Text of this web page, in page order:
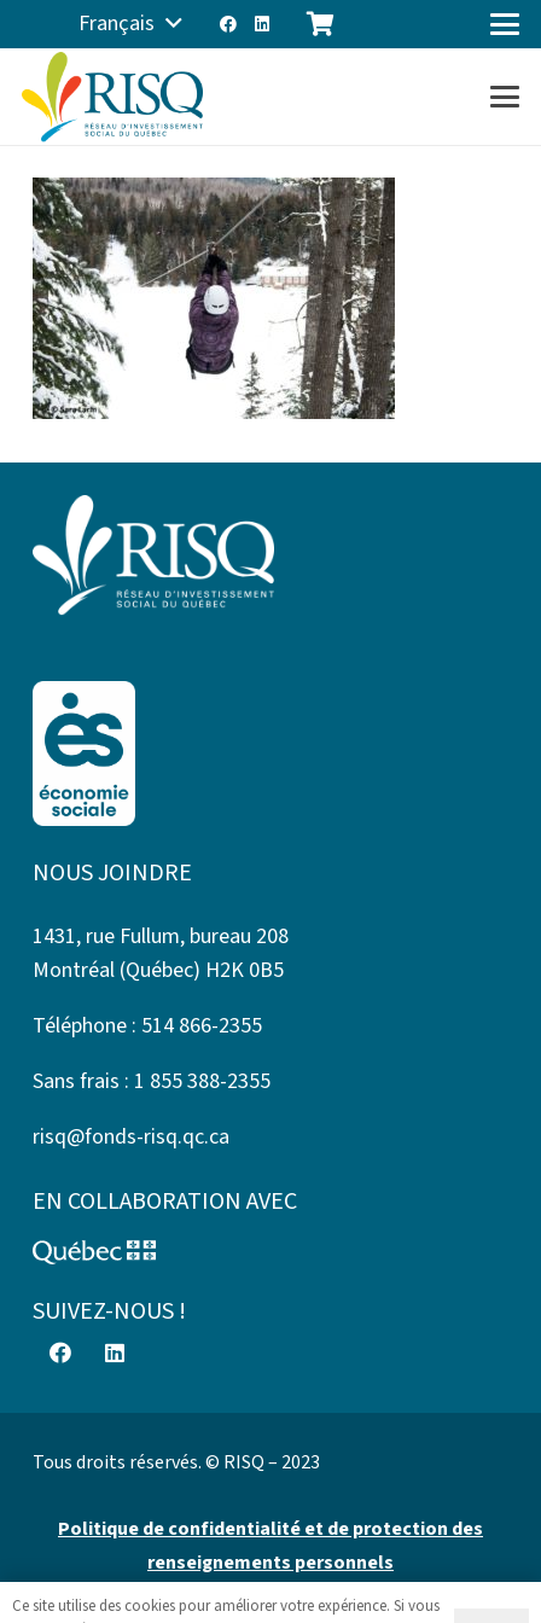
Français
NOUS JOINDRE
1431, rue Fullum, bureau 208
Montréal (Québec) H2K 0B5
Téléphone : 514 866-2355
Sans frais : 1 855 388-2355
risq@fonds-risq.qc.ca
EN COLLABORATION AVEC
SUIVEZ-NOUS !
Tous droits réservés. © RISQ – 2023
Politique de confidentialité et de protection des
renseignements personnels
Ce site utilise des cookies pour améliorer votre expérience. Si vous